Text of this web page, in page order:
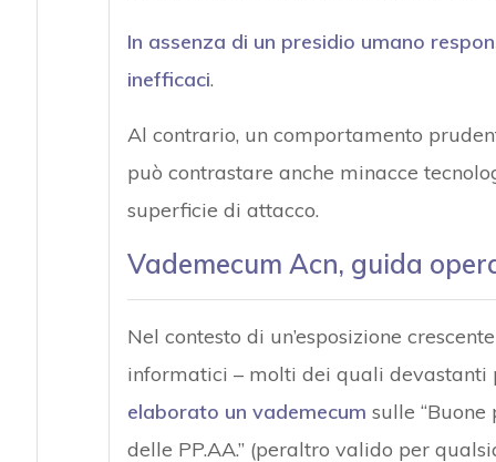
In assenza di un presidio umano
inefficaci.
Al contrario, un comportamento
può contrastare anche minacce
superficie di attacco.
Vademecum Acn, guida
Nel contesto di un’esposizione
informatici – molti dei quali
elaborato un vademecum sulle
delle PP.AA.” (peraltro valido per